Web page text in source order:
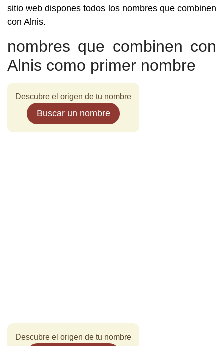
sitio web dispones todos los nombres que combinen
con Alnis.
nombres que combinen con
Alnis como primer nombre
Descubre el origen de tu nombre
Buscar un nombre
Descubre el origen de tu nombre